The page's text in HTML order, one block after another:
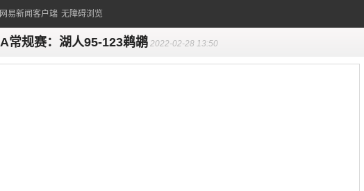
易新闻客户端 无障碍浏览
常规赛：湖人95-123鹈鹕 2022-02-28 13:50